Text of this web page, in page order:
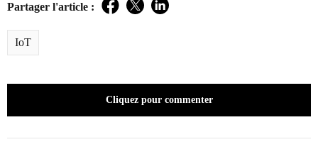
Partager l'article : Facebook
TwitterLinkedIn
IoT
Cliquez pour commenter